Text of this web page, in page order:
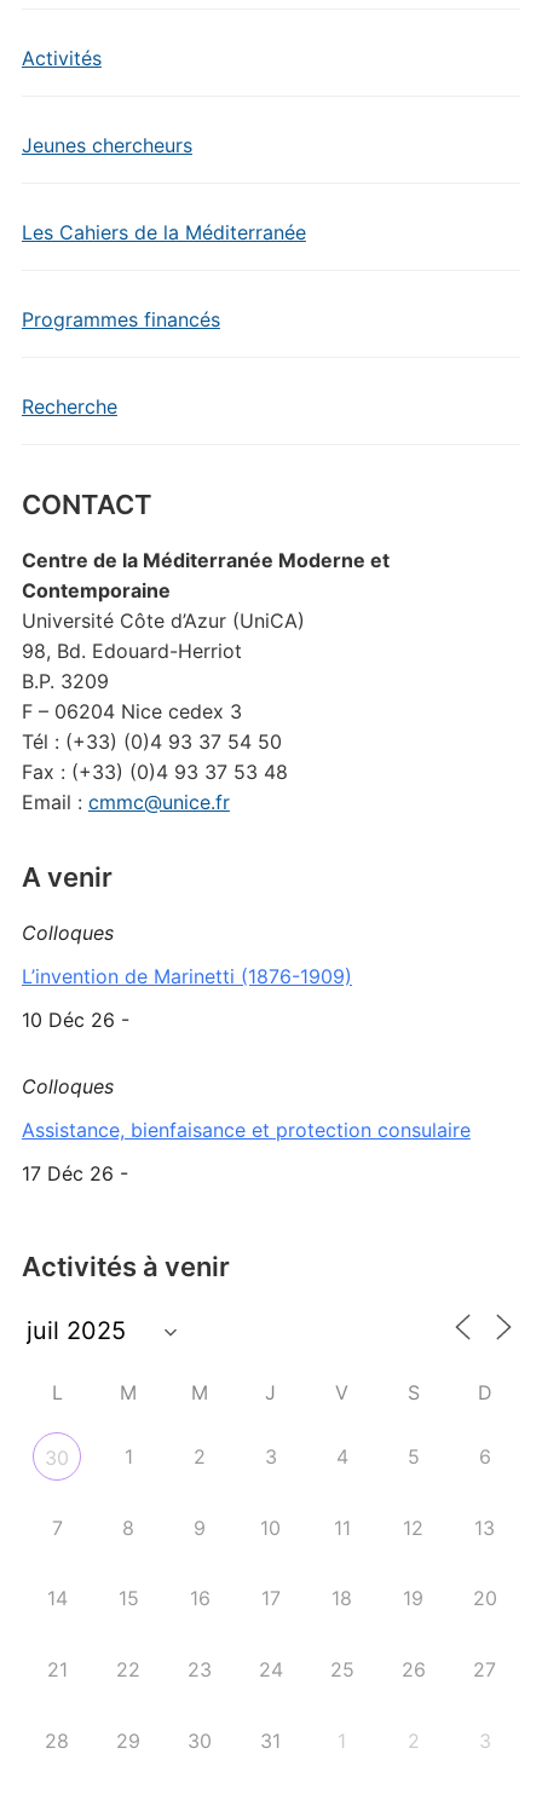
Activités
Jeunes chercheurs
Les Cahiers de la Méditerranée
Programmes financés
Recherche
CONTACT
Centre de la Méditerranée Moderne et
Contemporaine
Université Côte d’Azur (UniCA)
98, Bd. Edouard-Herriot
B.P. 3209
F – 06204 Nice cedex 3
Tél : (+33) (0)4 93 37 54 50
Fax : (+33) (0)4 93 37 53 48
Email : cmmc@unice.fr
A venir
Colloques
L’invention de Marinetti (1876-1909)
10 Déc 26 -
Colloques
Assistance, bienfaisance et protection consulaire
17 Déc 26 -
Activités à venir
L M M J V S D
30 1 2 3 4 5 6
7 8 9 10 11 12 13
14 15 16 17 18 19 20
21 22 23 24 25 26 27
28 29 30 31 1 2 3